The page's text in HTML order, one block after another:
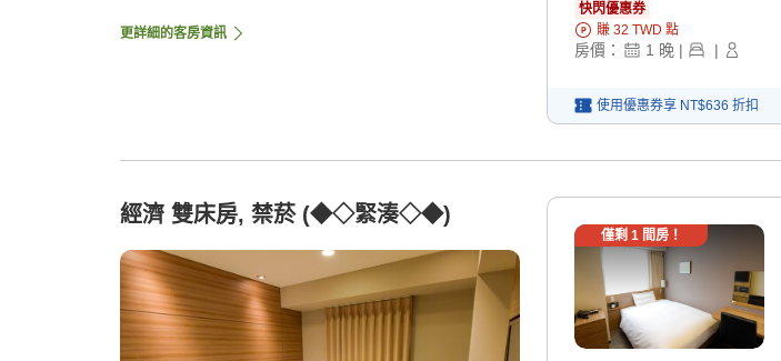
更詳細的客房資訊
快閃優惠券
賺 32 TWD 點
房價： 1 晚 | |
使用優惠券享 NT$636 折扣
經濟 雙床房, 禁菸 (◆◇緊湊◇◆)
僅剩 1間房！